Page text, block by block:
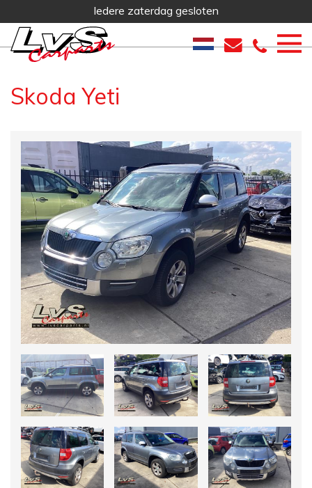
Iedere zaterdag gesloten
Skoda Yeti